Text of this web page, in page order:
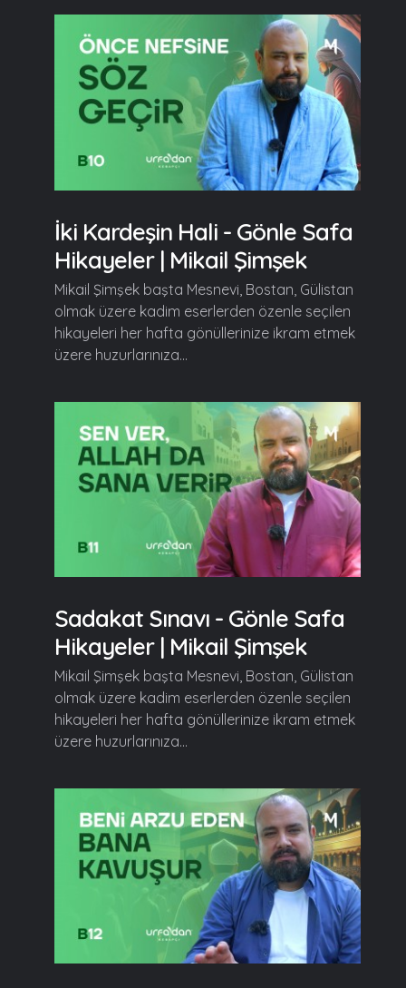
İki Kardeşin Hali - Gönle Safa
Hikayeler | Mikail Şimşek
Mikail Şimşek başta Mesnevi, Bostan, Gülistan
olmak üzere kadim eserlerden özenle seçilen
hikayeleri her hafta gönüllerinize ikram etmek
üzere huzurlarınıza...
Sadakat Sınavı - Gönle Safa
Hikayeler | Mikail Şimşek
Mikail Şimşek başta Mesnevi, Bostan, Gülistan
olmak üzere kadim eserlerden özenle seçilen
hikayeleri her hafta gönüllerinize ikram etmek
üzere huzurlarınıza...